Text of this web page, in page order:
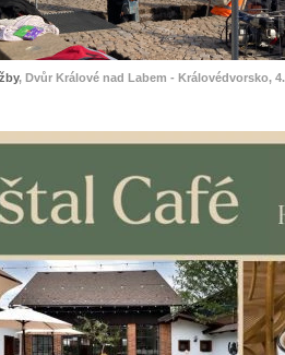
, Dvůr Králové nad Labem - Královédvorsko,